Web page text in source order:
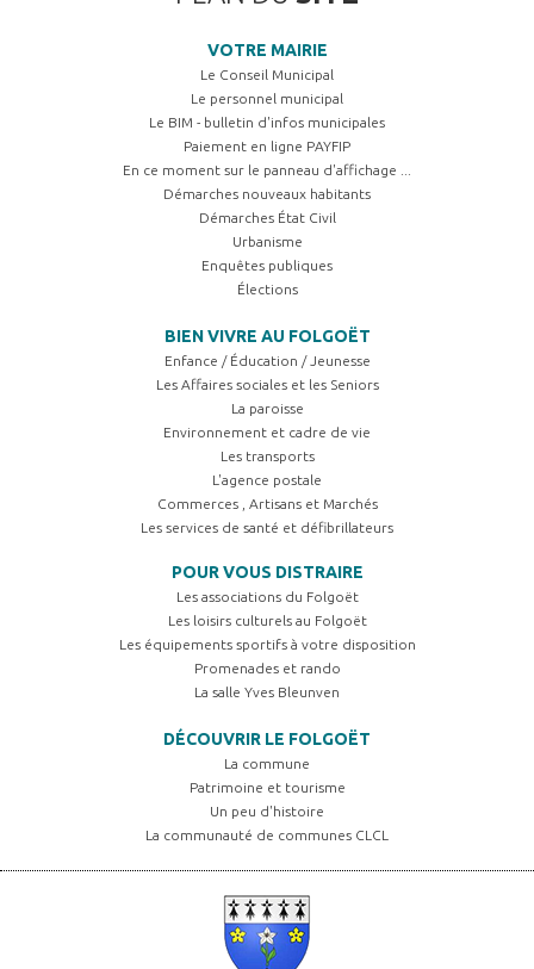
VOTRE MAIRIE
Le Conseil Municipal
Le personnel municipal
Le BIM - bulletin d'infos municipales
Paiement en ligne PAYFIP
En ce moment sur le panneau d'affichage ...
Démarches nouveaux habitants
Démarches État Civil
Urbanisme
Enquêtes publiques
Élections
BIEN VIVRE AU FOLGOËT
Enfance / Éducation / Jeunesse
Les Affaires sociales et les Seniors
La paroisse
Environnement et cadre de vie
Les transports
L'agence postale
Commerces , Artisans et Marchés
Les services de santé et défibrillateurs
POUR VOUS DISTRAIRE
Les associations du Folgoët
Les loisirs culturels au Folgoët
Les équipements sportifs à votre disposition
Promenades et rando
La salle Yves Bleunven
DÉCOUVRIR LE FOLGOËT
La commune
Patrimoine et tourisme
Un peu d'histoire
La communauté de communes CLCL